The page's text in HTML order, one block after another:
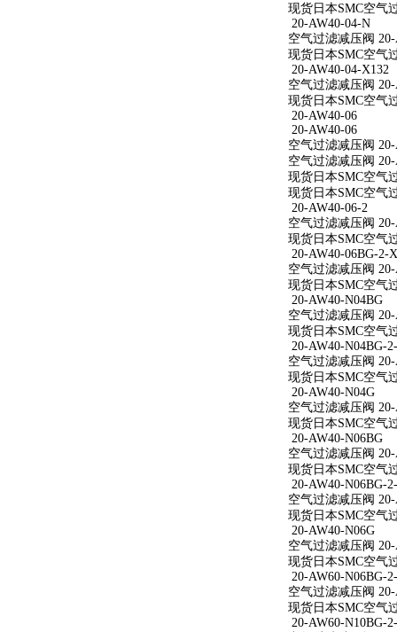
现货日本SMC空气
20-AW40-04-N
空气过滤减压阀
现货日本SMC空气
20-AW40-04-X132
空气过滤减压阀
现货日本SMC空气
20-AW40-06
20-AW40-06
空气过滤减压阀 20-
空气过滤减压阀 20-
现货日本SMC空气
现货日本SMC空气
20-AW40-06-2
空气过滤减压阀
现货日本SMC空气
20-AW40-06BG-2-
空气过滤减压阀
现货日本SMC空气
20-AW40-N04BG
空气过滤减压阀
现货日本SMC空气
20-AW40-N04BG-
空气过滤减压阀
现货日本SMC空气
20-AW40-N04G
空气过滤减压阀
现货日本SMC空气
20-AW40-N06BG
空气过滤减压阀
现货日本SMC空气
20-AW40-N06BG-
空气过滤减压阀
现货日本SMC空气
20-AW40-N06G
空气过滤减压阀
现货日本SMC空气
20-AW60-N06BG-
空气过滤减压阀
现货日本SMC空气
20-AW60-N10BG-